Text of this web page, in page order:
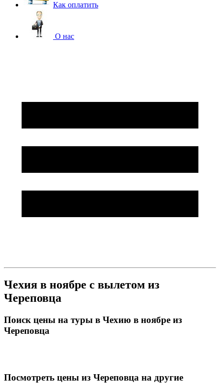
Как оплатить
О нас
Чехия в ноябре с вылетом из
Череповца
Поиск цены на туры в Чехию в ноябре из
Череповца
Посмотреть цены из Череповца на другие